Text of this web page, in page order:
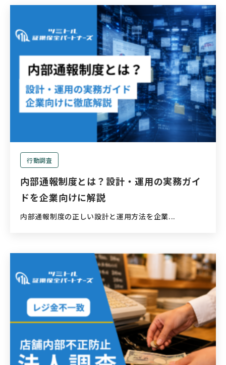
行動調査
内部通報制度とは？設計・運用の実務ガイ
ドを企業向けに解説
内部通報制度の正しい設計と運用方法を企業...